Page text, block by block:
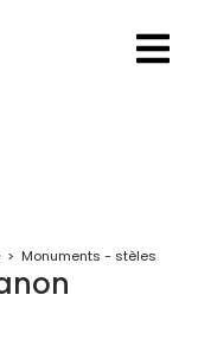
> Monuments - stèles